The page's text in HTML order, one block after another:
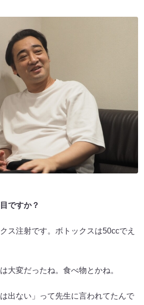
ですか？
ス注射です。ボトックスは50ccでえ
大変だったね。食べ物とかね。
出ない」って先生に言われてたんで